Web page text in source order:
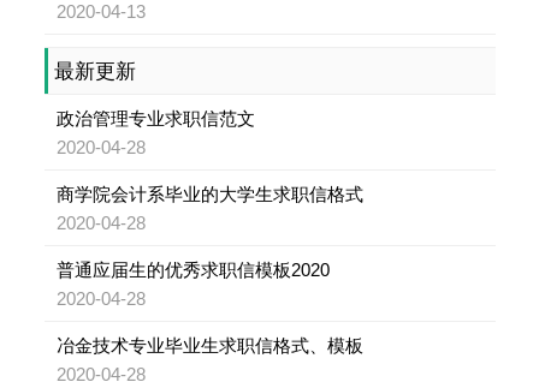
2020-04-13
最新更新
政治管理专业求职信范文
2020-04-28
商学院会计系毕业的大学生求职信格式
2020-04-28
普通应届生的优秀求职信模板2020
2020-04-28
冶金技术专业毕业生求职信格式、模板
2020-04-28